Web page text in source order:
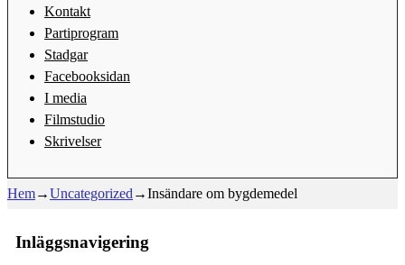
Kontakt
Partiprogram
Stadgar
Facebooksidan
I media
Filmstudio
Skrivelser
Hem→Uncategorized →Insändare om bygdemedel
Inläggsnavigering